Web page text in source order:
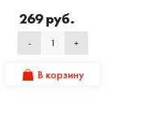
269 руб.
- +
В корзину